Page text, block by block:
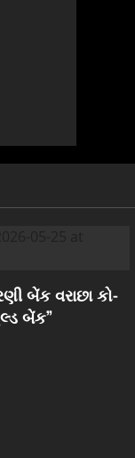
બેંક વરાછા કો-
બેંક”